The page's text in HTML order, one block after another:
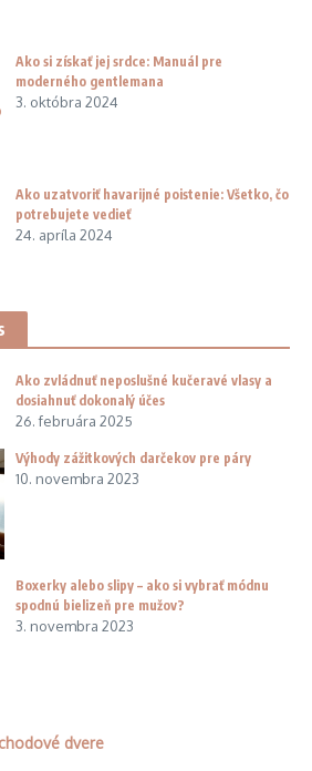
Ako si získať jej srdce: Manuál pre
moderného gentlemana
3. októbra 2024
Ako uzatvoriť havarijné poistenie: Všetko, čo
potrebujete vedieť
24. apríla 2024
Ako zvládnuť neposlušné kučeravé vlasy a
dosiahnuť dokonalý účes
26. februára 2025
Výhody zážitkových darčekov pre páry
10. novembra 2023
Boxerky alebo slipy – ako si vybrať módnu
spodnú bielizeň pre mužov?
3. novembra 2023
dvere